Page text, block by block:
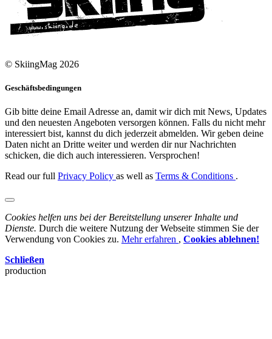
© SkiingMag 2026
Geschäftsbedingungen
Gib bitte deine Email Adresse an, damit wir dich mit News, Updates
und den neuesten Angeboten versorgen können. Falls du nicht mehr
interessiert bist, kannst du dich jederzeit abmelden. Wir geben deine
Daten nicht an Dritte weiter und werden dir nur Nachrichten
schicken, die dich auch interessieren. Versprochen!
Read our full Privacy Policy as well as Terms & Conditions .
Cookies helfen uns bei der Bereitstellung unserer Inhalte und
Dienste. Durch die weitere Nutzung der Webseite stimmen Sie der
Verwendung von Cookies zu. Mehr erfahren , Cookies ablehnen!
Schließen
production